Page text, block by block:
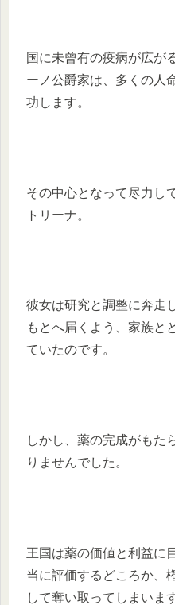
国に未曾有の疫病が広が
ーノ公爵家は、多くの人
功します。
その中心となって尽力し
トリーナ。
彼女は研究と調整に奔走
もとへ届くよう、家族と
ていたのです。
しかし、薬の完成がもた
りませんでした。
王国は薬の価値と利益に
当に評価するどころか、
して奪い取ってしまいま